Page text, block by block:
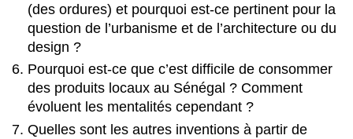
(des ordures) et pourquoi est-ce pertinent pour la
question de l’urbanisme et de l’architecture ou du
design ?
Pourquoi est-ce que c’est difficile de consommer
des produits locaux au Sénégal ? Comment
évoluent les mentalités cependant ?
Quelles sont les autres inventions à partir de